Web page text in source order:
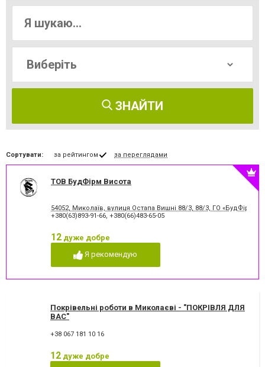
ЗНАЙТИ
Сортувати: за рейтингом за переглядами
ТОВ БудФірм Висота
54052, Миколаїв, вулиця Остапа Вишні 88/3, 88/3, ГО «БудФірм
+380(63)893-91-66, +380(66)483-65-05
12 дуже добре
Я рекомендую
Покрівельні роботи в Миколаєві - "ПОКРІВЛЯ ДЛЯ
ВАС"
+38 067 181 10 16
12 дуже добре